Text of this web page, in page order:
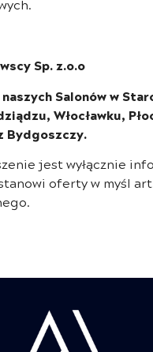
Sp. z.o.o
Salonów w
Włocławku,
Bydgoszczy.
jest wyłącznie
oferty w myśl